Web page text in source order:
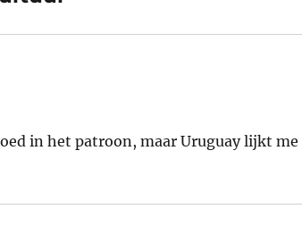
in het patroon, maar Uruguay lijkt